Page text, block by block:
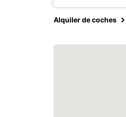
Alquiler de coches